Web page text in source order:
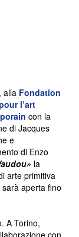
alla Fondation
l’art
con la
di Jacques
e
di Enzo
» la
arte primitiva
aperta fino
A Torino,